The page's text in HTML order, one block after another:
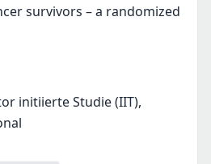
survivors – a randomized
initiierte Studie (IIT),